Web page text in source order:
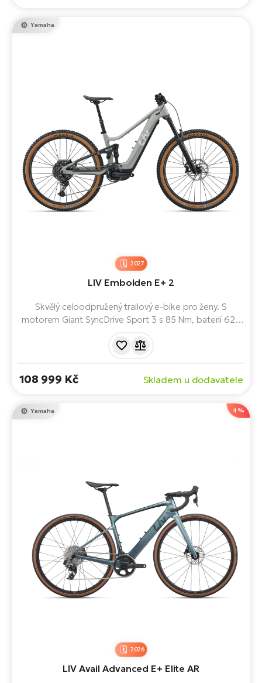
Yamaha
2027
LIV Embolden E+ 2
Skvělý celoodpružený trailový e-bike pro ženy. S
motorem Giant SyncDrive Sport 3 s 85 Nm, baterií 625
plynulou asistenci, skvělou ovladatelnost i v technickém
108 999 Kč Skladem u dodavatele
-1 %
Yamaha
2026
LIV Avail Advanced E+ Elite AR